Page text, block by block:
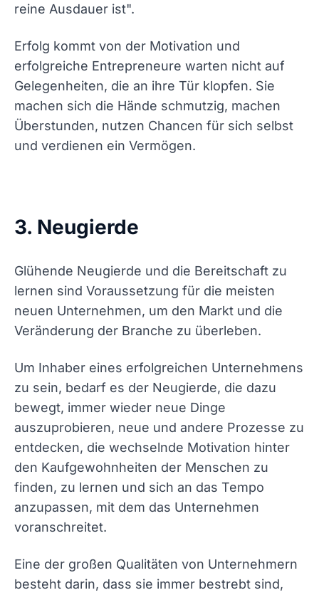
reine Ausdauer ist".
Erfolg kommt von der Motivation und
erfolgreiche Entrepreneure warten nicht auf
Gelegenheiten, die an ihre Tür klopfen. Sie
machen sich die Hände schmutzig, machen
Überstunden, nutzen Chancen für sich selbst
und verdienen ein Vermögen.
3. Neugierde
Glühende Neugierde und die Bereitschaft zu
lernen sind Voraussetzung für die meisten
neuen Unternehmen, um den Markt und die
Veränderung der Branche zu überleben.
Um Inhaber eines erfolgreichen Unternehmens
zu sein, bedarf es der Neugierde, die dazu
bewegt, immer wieder neue Dinge
auszuprobieren, neue und andere Prozesse zu
entdecken, die wechselnde Motivation hinter
den Kaufgewohnheiten der Menschen zu
finden, zu lernen und sich an das Tempo
anzupassen, mit dem das Unternehmen
voranschreitet.
Eine der großen Qualitäten von Unternehmern
besteht darin, dass sie immer bestrebt sind,